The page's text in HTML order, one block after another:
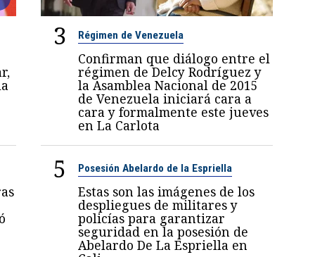
3 Régimen de Venezuela
Confirman que diálogo entre el
régimen de Delcy Rodríguez y
la Asamblea Nacional de 2015
de Venezuela iniciará cara a
cara y formalmente este jueves
en La Carlota
5 Posesión Abelardo de la Espriella
Estas son las imágenes de los
despliegues de militares y
policías para garantizar
seguridad en la posesión de
Abelardo De La Espriella en